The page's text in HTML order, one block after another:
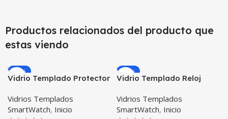
Productos relacionados del producto que
estas viendo
-25%
Vidrio Templado Protector
Smartwatch Samsung
Gear S3 Frontier
Vidrios Templados
SmartWatch, Inicio
-49%
Vidrio Templado Reloj
Huawei Gt2 46mm
Vidrios Templados
SmartWatch, Inicio